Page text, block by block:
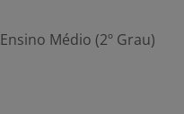
Ensino Médio (2º Grau)